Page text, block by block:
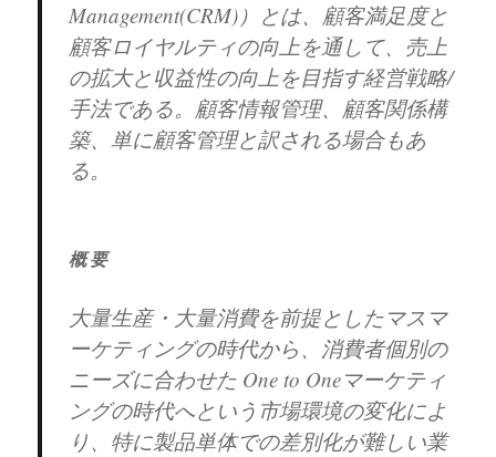
Management(CRM)）とは、顧客満足度と
顧客ロイヤルティの向上を通して、売上
の拡大と収益性の向上を目指す経営戦略/
手法である。顧客情報管理、顧客関係構
築、単に顧客管理と訳される場合もあ
る。
概要
大量生産・大量消費を前提としたマスマ
ーケティングの時代から、消費者個別の
ニーズに合わせた One to Oneマーケティ
ングの時代へという市場環境の変化によ
り、特に製品単体での差別化が難しい業